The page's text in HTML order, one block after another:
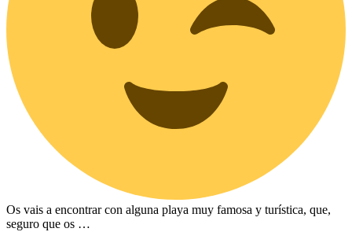
Os vais a encontrar con alguna playa muy famosa y turística, que,
seguro que os …